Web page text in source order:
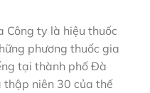
Công ty là hiệu thuốc
phương thuốc gia
tại thành phố Đà
thập niên 30 của thế